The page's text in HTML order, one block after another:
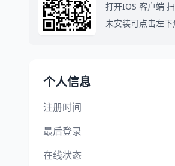
打开IOS 客户端
未安装可点击左
个人信息
注册时间
最后登录
在线状态